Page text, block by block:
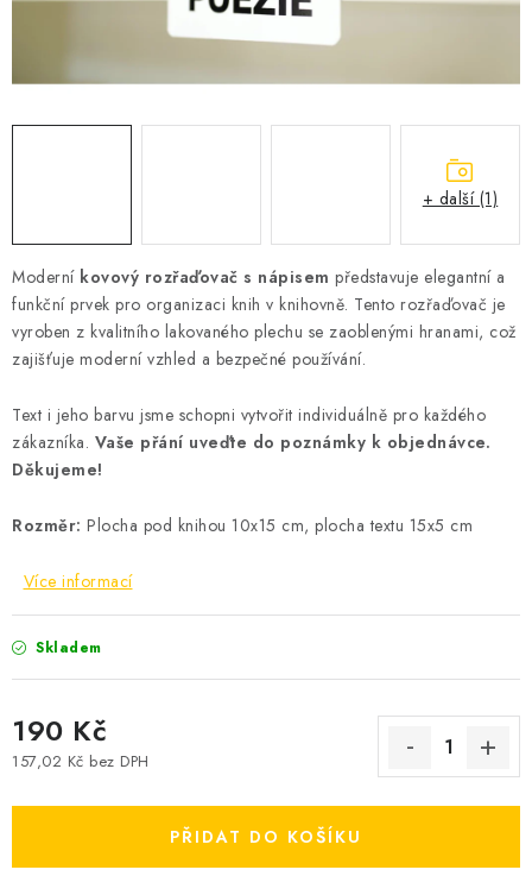
Podmínky vrácení peněz
Nepřebraná dobírka
Moderní kovový rozřaďovač s nápisem představuje elegantní a
funkční prvek pro organizaci knih v knihovně. Tento rozřaďovač je
vyroben z kvalitního lakovaného plechu se zaoblenými hranami, což
zajišťuje moderní vzhled a bezpečné používání.
Text i jeho barvu jsme schopni vytvořit individuálně pro každého
zákazníka. Vaše přání uveďte do poznámky k objednávce.
Děkujeme!
Rozměr: Plocha pod knihou 10x15 cm, plocha textu 15x5 cm
Více informací
Skladem
190 Kč
157,02 Kč bez DPH
PŘIDAT DO KOŠÍKU
+ další (1)